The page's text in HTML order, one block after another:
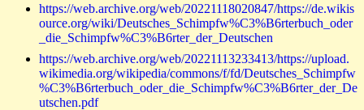
https://web.archive.org/web/20221118020847/https://de.wikis
ource.org/wiki/Deutsches_Schimpfw%C3%B6rterbuch_oder
_die_Schimpfw%C3%B6rter_der_Deutschen
https://web.archive.org/web/20221113233413/https://upload.
wikimedia.org/wikipedia/commons/f/fd/Deutsches_Schimpfw
%C3%B6rterbuch_oder_die_Schimpfw%C3%B6rter_der_De
utschen.pdf